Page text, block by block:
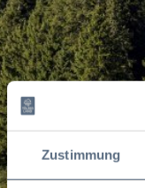
Zustimmung